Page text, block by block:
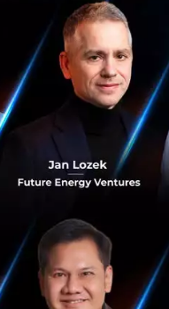
นกับ AI
การเดิมพัน
และทำไมถึง